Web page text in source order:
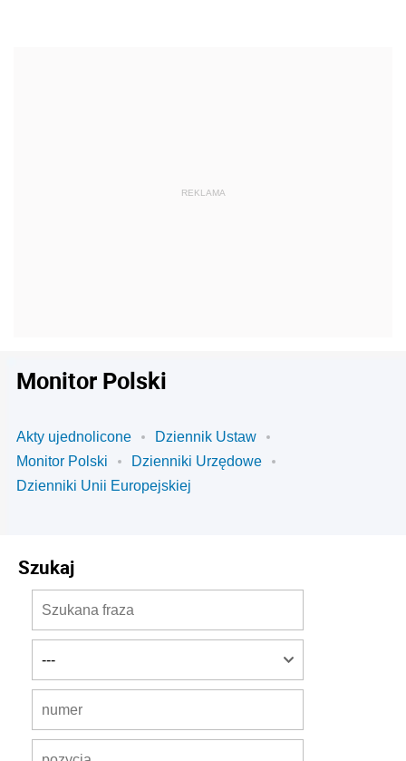
Monitor Polski
Akty ujednolicone
Dziennik Ustaw
Monitor Polski
Dzienniki Urzędowe
Dzienniki Unii Europejskiej
Szukaj